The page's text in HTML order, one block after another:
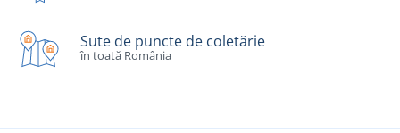
Sute de puncte de coletărie
în toată România